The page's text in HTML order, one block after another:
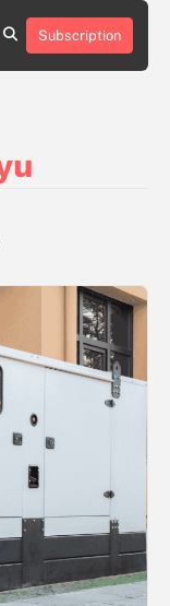
About
Privacy
Subscription